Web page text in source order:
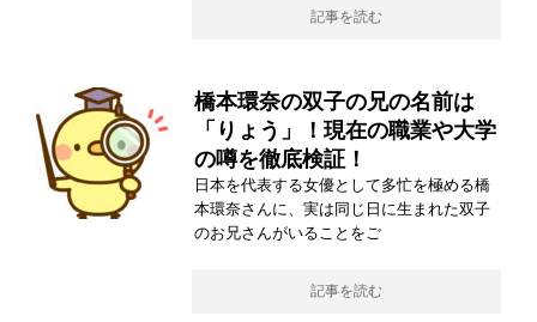
記事を読む
橋本環奈の双子の兄の名前は
「りょう」！現在の職業や大学
の噂を徹底検証！
日本を代表する女優として多忙を極める橋
本環奈さんに、実は同じ日に生まれた双子
のお兄さんがいることをご
記事を読む